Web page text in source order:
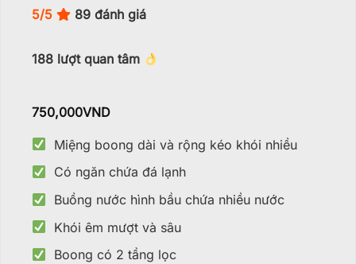
5/5 89 đánh giá
188 lượt quan tâm
750,000VND
Miệng boong dài và rộng kéo khói nhiều
Có ngăn chứa đá lạnh
Buồng nước hình bầu chứa nhiều nước
Khói êm mượt và sâu
Boong có 2 tầng lọc